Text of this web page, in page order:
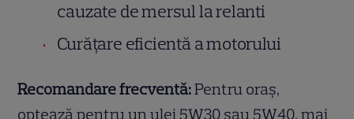
cauzate de mersul la relanti
Curățare eficientă a motorului
Recomandare frecventă:Pentru oraș,
optează pentru un ulei 5W30 sau 5W40, mai